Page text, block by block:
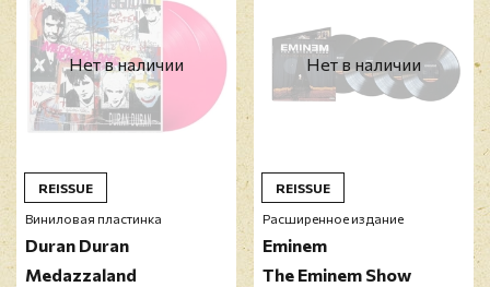
Нет в наличии
REISSUE
Виниловая пластинка
Duran Duran
Medazzaland
Нет в наличии
REISSUE
Расширенное издание
Eminem
The Eminem Show